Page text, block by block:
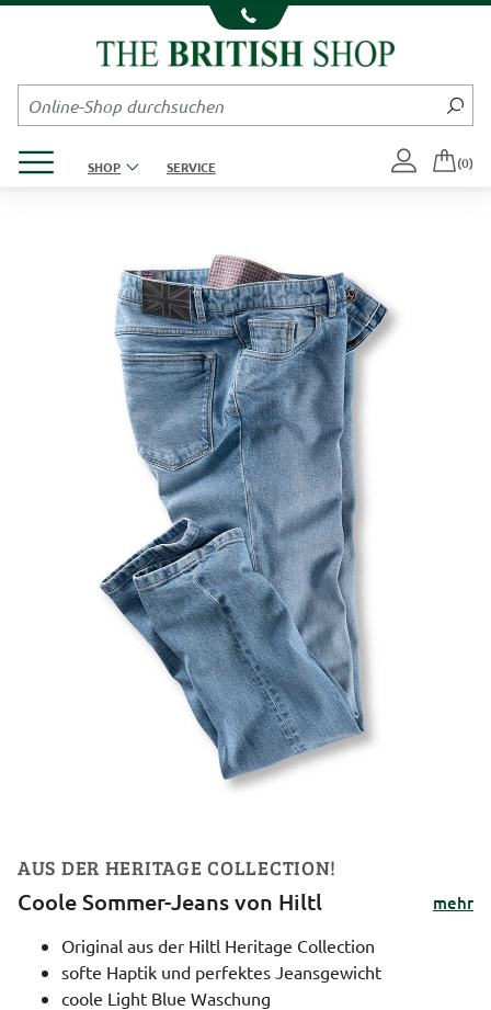
Kompletten Head der Seite überspringen
SHOP SERVICE (0)
AUS DER HERITAGE COLLECTION!
Coole Sommer-Jeans von Hiltl
mehr
Original aus der Hiltl Heritage Collection
softe Haptik und perfektes Jeansgewicht
coole Light Blue Waschung